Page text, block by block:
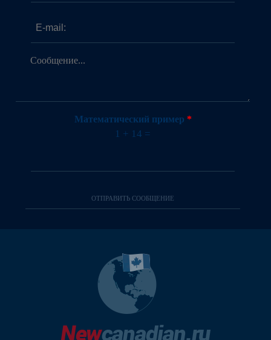
Сообщение...*
Математический пример *
1 + 14 =